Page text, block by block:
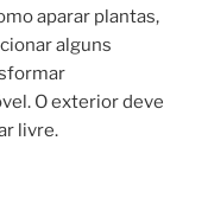
aparar plantas,
alguns
O exterior deve
livre.